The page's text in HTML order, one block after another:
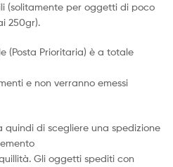
(solitamente per oggetti di poco
250gr).
(Posta Prioritaria) è a totale
e non verranno emessi
quindi di scegliere una spedizione
Gli oggetti spediti con